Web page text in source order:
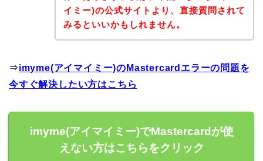
イミー)の公式サイトより、直接質問されて
みるといいかもしれません。
⇒imyme(アイマイミー)のMastercardエラーの問題を
今すぐ解決したい方はこちら
imyme(アイマイミー)でMastercardが使
えない方はこちらをクリック